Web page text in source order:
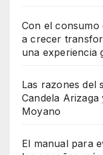
Con el consumo
a crecer
una experiencia
Las razones del
Candela
Moyano
El manual para